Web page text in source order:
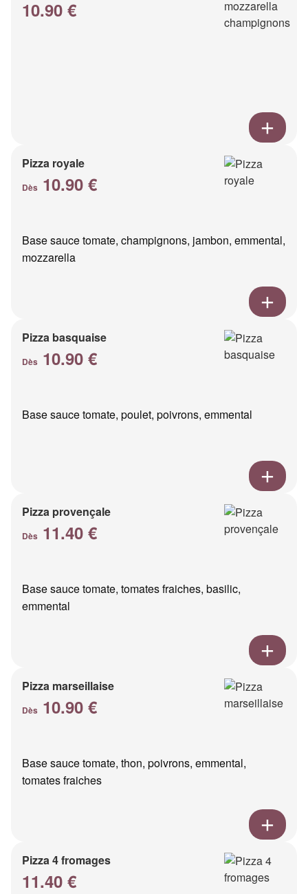
10.90 €
Pizza royale
Dès 10.90 €
Base sauce tomate, champignons, jambon, emmental,
mozzarella
Pizza basquaise
Dès 10.90 €
Base sauce tomate, poulet, poivrons, emmental
Pizza provençale
Dès 11.40 €
Base sauce tomate, tomates fraiches, basilic,
emmental
Pizza marseillaise
Dès 10.90 €
Base sauce tomate, thon, poivrons, emmental,
tomates fraiches
Pizza 4 fromages
11.40 €